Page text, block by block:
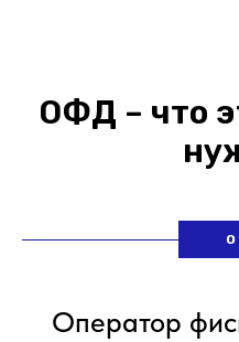
ОФД – что
Оператор